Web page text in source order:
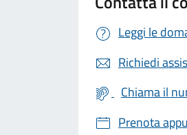
Leggi le
Richiedi
Chiama il
Prenota